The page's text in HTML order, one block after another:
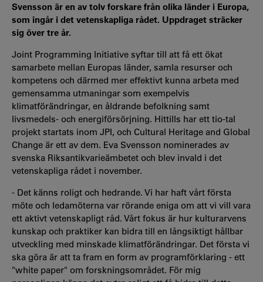
Svensson är en av tolv forskare från olika länder i Europa,
som ingår i det vetenskapliga rådet. Uppdraget sträcker
sig över tre år.
Joint Programming Initiative syftar till att få ett ökat
samarbete mellan Europas länder, samla resurser och
kompetens och därmed mer effektivt kunna arbeta med
gemensamma utmaningar som exempelvis
klimatförändringar, en åldrande befolkning samt
livsmedels- och energiförsörjning. Hittills har ett tio-tal
projekt startats inom JPI, och Cultural Heritage and Global
Change är ett av dem. Eva Svensson nominerades av
svenska Riksantikvarieämbetet och blev invald i det
vetenskapliga rådet i november.
- Det känns roligt och hedrande. Vi har haft vårt första
möte och ledamöterna var rörande eniga om att vi vill vara
ett aktivt vetenskapligt råd. Vårt fokus är hur kulturarvens
kunskap och praktiker kan bidra till en långsiktigt hållbar
utveckling med minskade klimatförändringar. Det första vi
ska göra är att ta fram en form av programförklaring - ett
"white paper" om forskningsområdet. För mig